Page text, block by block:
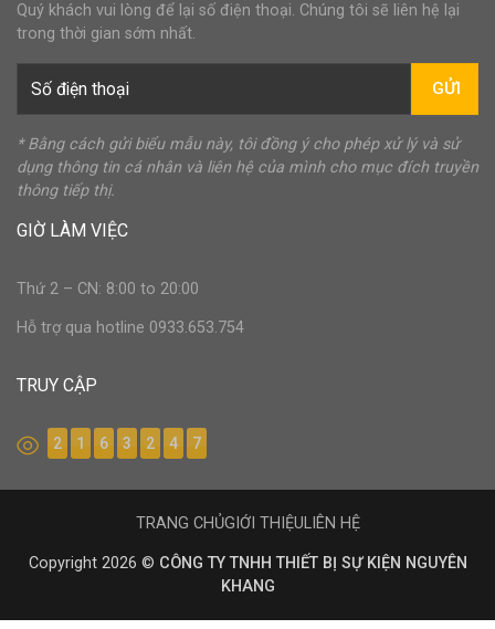
Quý khách vui lòng để lại số điện thoại. Chúng tôi sẽ liên hệ lại
trong thời gian sớm nhất.
GỬI
* Bằng cách gửi biểu mẫu này, tôi đồng ý cho phép xử lý và sử
dụng thông tin cá nhân và liên hệ của mình cho mục đích truyền
thông tiếp thị.
GIỜ LÀM VIỆC
Thứ 2 – CN: 8:00 to 20:00
Hỗ trợ qua hotline 0933.653.754
TRUY CẬP
2 1 6 3 2 4 7
Copyright 2026 © CÔNG TY TNHH THIẾT BỊ SỰ KIỆN NGUYÊN
KHANG
TRANG CHỦGIỚI THIỆULIÊN HỆ